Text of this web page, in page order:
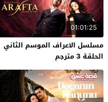
01:01:25
مسلسل الاعراف الموسم الثاني
الحلقة 3 مترجم